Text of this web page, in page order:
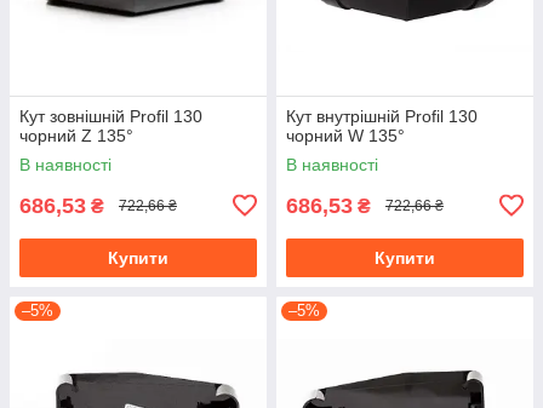
Кут зовнішній Profil 130
чорний Z 135°
В наявності
686,53 ₴ 722,66 ₴
Купити
Кут внутрішній Profil 130
чорний W 135°
В наявності
686,53 ₴ 722,66 ₴
Купити
–5% –5%